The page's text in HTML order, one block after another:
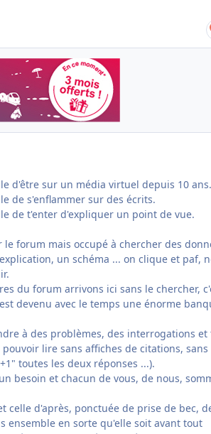
d'être sur un média virtuel depuis 10 ans.
de s'enflammer sur des écrits.
de t'enter d'expliquer un point de vue.
forum mais occupé à chercher des
un schéma ... on clique et paf,
du forum arrivons ici sans le chercher,
devenu avec le temps une énorme
à des problèmes, des interrogations et
lire sans affiches de citations, sans
toutes les deux réponses ...).
besoin et chacun de vous, de nous,
celle d'après, ponctuée de prise de bec,
ensemble en sorte qu'elle soit avant tout